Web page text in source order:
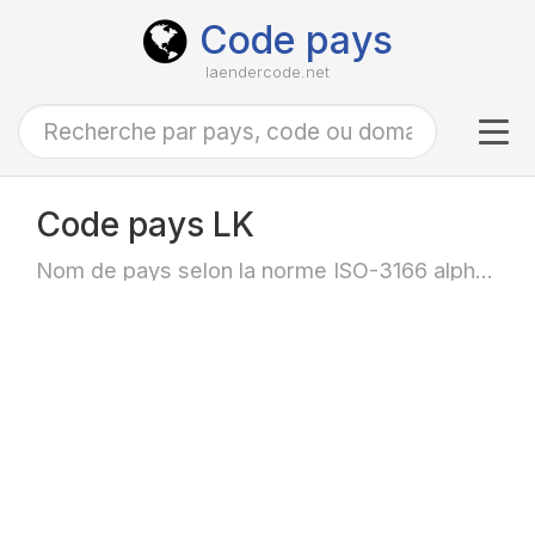
Code pays
laendercode.net
Code pays LK
Nom de pays selon la norme ISO-3166 alpha-2